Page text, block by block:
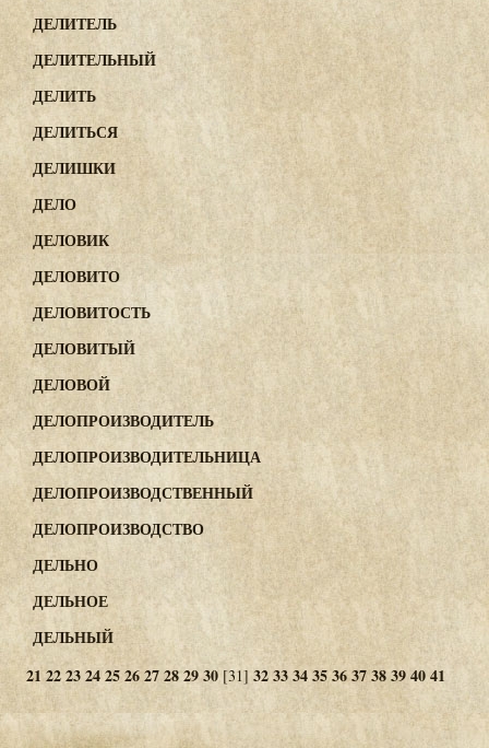
ДЕЛИТЕЛЬ
ДЕЛИТЕЛЬНЫЙ
ДЕЛИТЬ
ДЕЛИТЬСЯ
ДЕЛИШКИ
ДЕЛО
ДЕЛОВИК
ДЕЛОВИТО
ДЕЛОВИТОСТЬ
ДЕЛОВИТЫЙ
ДЕЛОВОЙ
ДЕЛОПРОИЗВОДИТЕЛЬ
ДЕЛОПРОИЗВОДИТЕЛЬНИЦА
ДЕЛОПРОИЗВОДСТВЕННЫЙ
ДЕЛОПРОИЗВОДСТВО
ДЕЛЬНО
ДЕЛЬНОЕ
ДЕЛЬНЫЙ
21222324252627282930[31] 32333435363738394041